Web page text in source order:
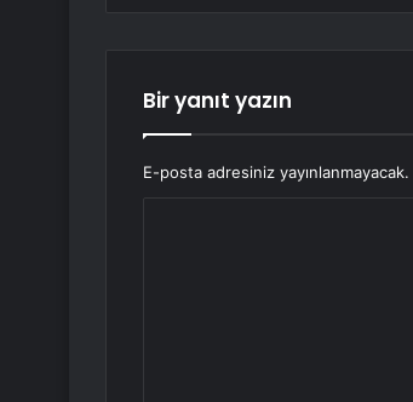
Bir yanıt yazın
E-posta adresiniz yayınlanmayacak.